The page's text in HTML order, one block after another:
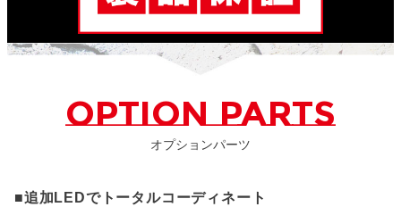
OPTION PARTS
オプションパーツ
■追加LEDでトータルコーディネート